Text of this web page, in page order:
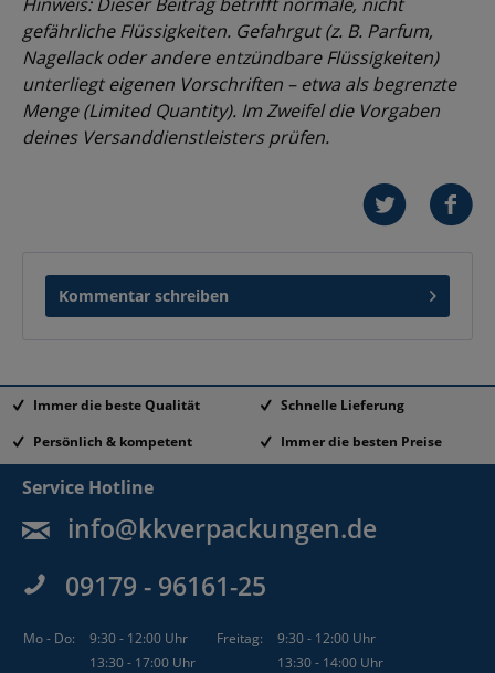
gefährliche Flüssigkeiten. Gefahrgut (z. B. Parfum,
Nagellack oder andere entzündbare Flüssigkeiten)
unterliegt eigenen Vorschriften – etwa als begrenzte
Menge (Limited Quantity). Im Zweifel die Vorgaben
deines Versanddienstleisters prüfen.
Kommentar schreiben
Immer die beste Qualität
Schnelle Lieferung
Persönlich & kompetent
Immer die besten Preise
Service Hotline
info@kkverpackungen.de
09179 - 96161-25
Mo - Do: 9:30 - 12:00 Uhr Freitag:
9:30 - 12:00 Uhr
13:30 - 17:00 Uhr
13:30 - 14:00 Uhr